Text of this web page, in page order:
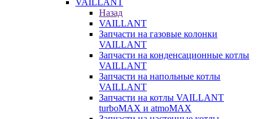
VAILLANT
Назад
VAILLANT
Запчасти на газовые колонки
VAILLANT
Запчасти на конденсационные котлы
VAILLANT
Запчасти на напольные котлы
VAILLANT
Запчасти на котлы VAILLANT
turboMAX и atmoMAX